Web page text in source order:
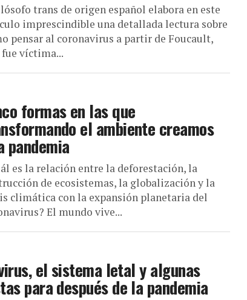
trans de origen español elabora en este
imprescindible una detallada lectura sobre
pensar al coronavirus a partir de Foucault,
fue víctima...
formas en las que
el ambiente creamos
pandemia
es la relación entre la deforestación, la
de ecosistemas, la globalización y la
climática con la expansión planetaria del
El mundo vive...
el sistema letal y algunas
para después de la pandemia